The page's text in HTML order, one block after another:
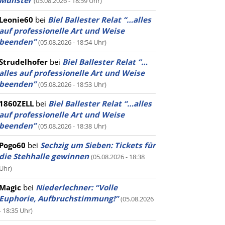
bei Biel Ballester Relat “…alles
professionelle Art und Weise
(05.08.2026 - 18:54 Uhr)
bei Biel Ballester Relat “…
auf professionelle Art und Weise
(05.08.2026 - 18:53 Uhr)
bei Biel Ballester Relat “…alles
professionelle Art und Weise
(05.08.2026 - 18:38 Uhr)
bei Sechzig um Sieben: Tickets für
Stehhalle gewinnen (05.08.2026 - 18:38
bei Niederlechner: “Volle
Aufbruchstimmung!” (05.08.2026
18:35 Uhr)